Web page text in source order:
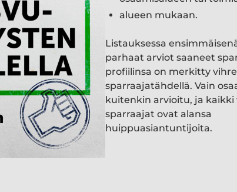
alueen mukaan.
Listauksessa
parhaat arviot saaneet
profiilinsa on merkitty
sparraajatähdellä. Vain
kuitenkin arvioitu, ja
sparraajat ovat alansa
huippuasiantuntijoita.